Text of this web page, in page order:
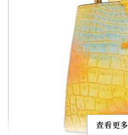
查看更多